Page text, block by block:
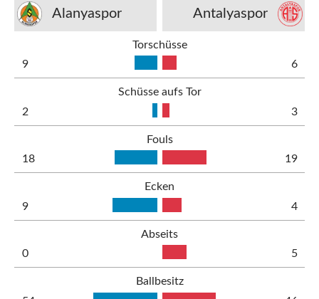
Alanyaspor Antalyaspor
Torschüsse
9
6
Schüsse aufs Tor
2
3
Fouls
18
19
Ecken
9
4
Abseits
0
5
Ballbesitz